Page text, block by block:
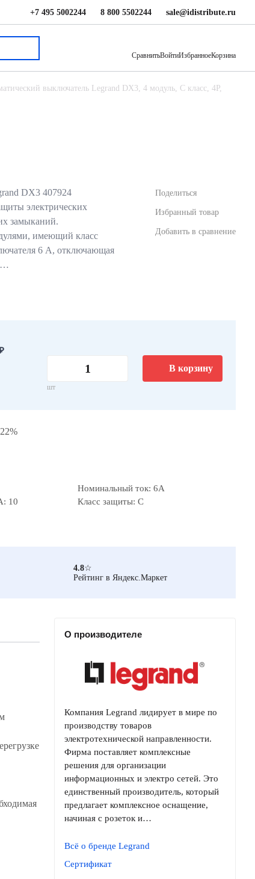
+7 495 5002244 8 800 5502244 sale@idistribute.ru
СравнитьВойтиИзбранноеКорзина
выключатель Legrand DX3, 4 модуль, C класс, 4P,
DX3 407924
электрических
замыканий.
имеющий класс
6 А, отключающая
Поделиться
Избранный товар
Добавить в сравнение
шт
В корзину
Номинальный ток: 6А
10
Класс защиты: C
4.8☆
Рейтинг в Яндекс.Маркет
О производителе
Компания Legrand лидирует в мире по
производству товаров
электротехнической направленности.
Фирма поставляет комплексные
решения для организации
информационных и электро сетей. Это
единственный производитель, который
предлагает комплексное оснащение,
начиная с розеток и…
Всё о бренде Legrand
Сертификат